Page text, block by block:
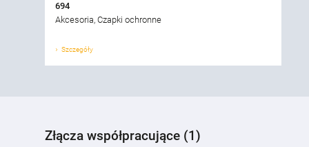
694
Akcesoria, Czapki ochronne
Szczegóły
Złącza współpracujące (1)